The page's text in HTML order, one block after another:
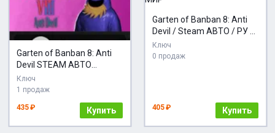
Garten of Banban 8: Anti
Devil STEAM АВТО
RU/UA/KZ/СНГ
Ключ
1 продаж
435 ₽ Купить
Garten of Banban 8: Anti
Devil / Steam АВТО / РУ +
МИР
Ключ
0 продаж
405 ₽ Купить